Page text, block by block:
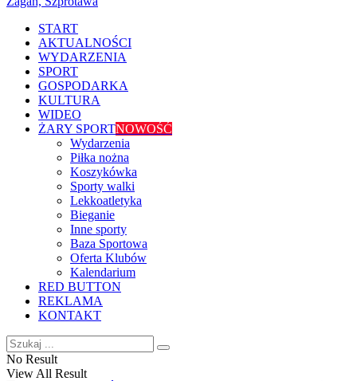
START
AKTUALNOŚCI
WYDARZENIA
SPORT
GOSPODARKA
KULTURA
WIDEO
ŻARY SPORTNOWOŚĆ
Wydarzenia
Piłka nożna
Koszykówka
Sporty walki
Lekkoatletyka
Bieganie
Inne sporty
Baza Sportowa
Oferta Klubów
Kalendarium
RED BUTTON
REKLAMA
KONTAKT
No Result
View All Result